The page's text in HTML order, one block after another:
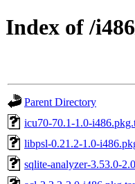
Index of /
Parent Directory
icu70-70.1-1.0-
libpsl-0.21.2-1.0-
sqlite-analyzer-3.53.0-